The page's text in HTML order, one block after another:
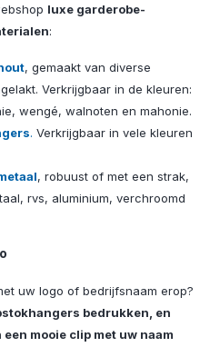
luxe garderobe-
:
, gemaakt van diverse
Verkrijgbaar in de kleuren:
wengé, walnoten en mahonie.
. Verkrijgbaar in vele kleuren
, robuust of met een strak,
rvs, aluminium, verchroomd
uw logo of bedrijfsnaam erop?
bedrukken, en
mooie clip met uw naam